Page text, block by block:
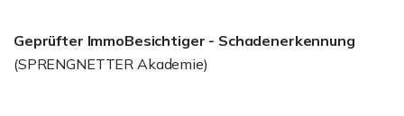
Geprüfter ImmoBesichtiger - Schadenerkennung
(SPRENGNETTER Akademie)